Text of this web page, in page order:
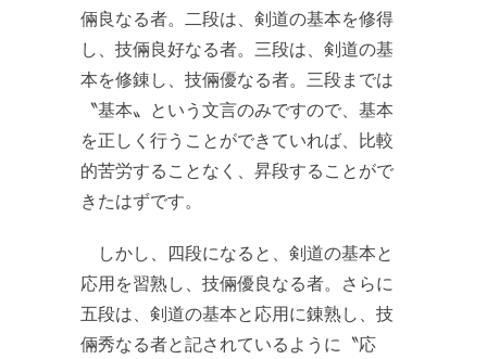
倆良なる者。二段は、剣道の基本を修得
し、技倆良好なる者。三段は、剣道の基
本を修錬し、技倆優なる者。三段までは
〝基本〟という文言のみですので、基本
を正しく行うことができていれば、比較
的苦労することなく、昇段することがで
きたはずです。
しかし、四段になると、剣道の基本と
応用を習熟し、技倆優良なる者。さらに
五段は、剣道の基本と応用に錬熟し、技
倆秀なる者と記されているように〝応